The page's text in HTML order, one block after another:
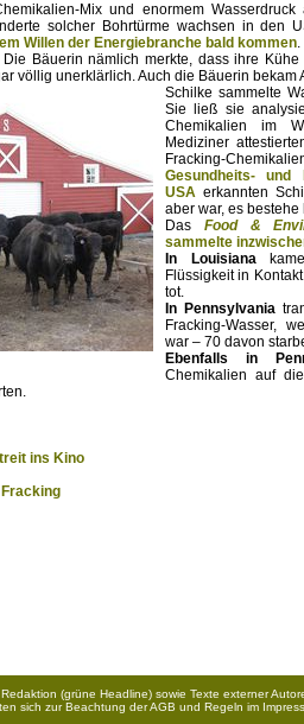
Mix und enormem
solcher Bohrtürme wachsen in den
Willen der Energiebranche bald kommen.
Bäuerin nämlich merkte, dass ihre
völlig unerklärlich. Auch die Bäuerin bekam
Schilke sammelte
Sie ließ sie
Chemikalien im
Mediziner
Fracking-
Gesundheits- und
USA erkannten
aber war, es
Das Food &
sammelte
In Louisiana
Flüssigkeit in
tot.
In Pennsylvania
Fracking-Wasser,
war – 70 davon
Ebenfalls in
Chemikalien auf
ins Kino
(grüne Headline) sowie Texte externer
sich zur Beachtung der AGB und Regeln im